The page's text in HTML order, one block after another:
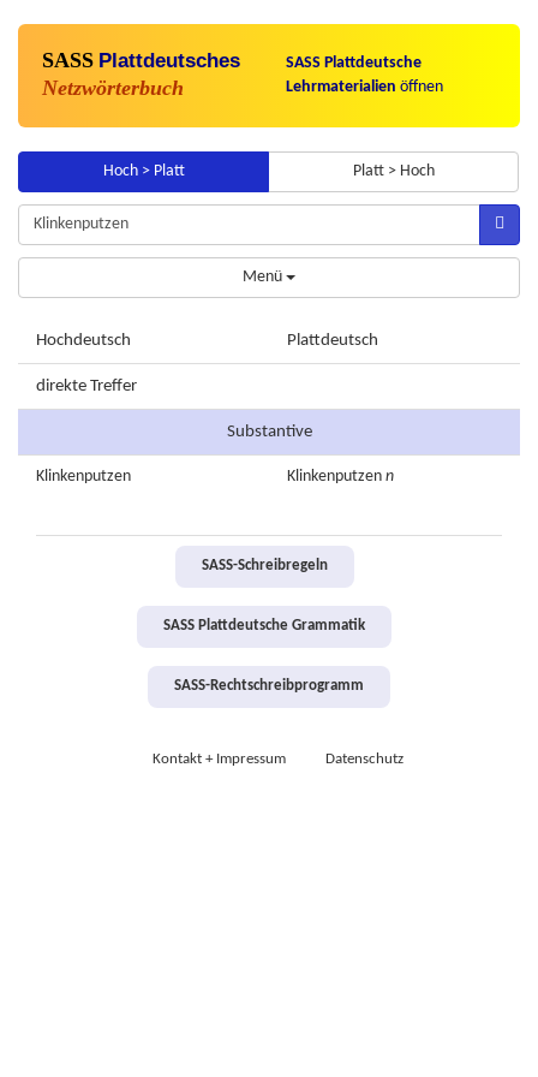
SASS Plattdeutsches
Netzwörterbuch
SASS Plattdeutsche
Lehrmaterialien öffnen
Hoch > Platt Platt > Hoch
Menü
Hochdeutsch Plattdeutsch
direkte Treffer
Substantive
Klinkenputzen Klinkenputzen n
SASS-Schreibregeln
SASS Plattdeutsche Grammatik
SASS-Rechtschreibprogramm
Kontakt + Impressum Datenschutz